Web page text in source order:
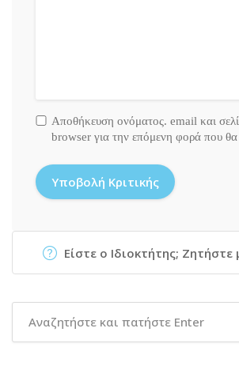
Αποθήκευση ονόματος. email και
browser για την επόμενη φορά που
Είστε ο Ιδιοκτήτης; Ζητήστε